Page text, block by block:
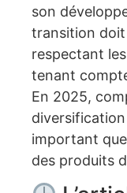
son
transition
respectant
tenant
En 2025,
important
des produits